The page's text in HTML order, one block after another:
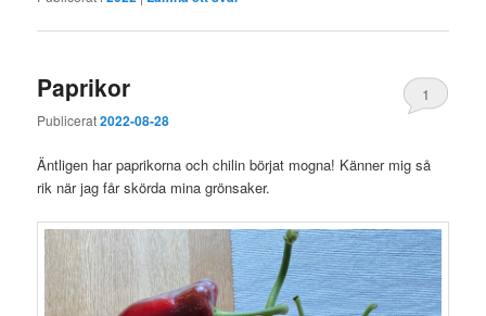
Paprikor
Publicerat2022-08-28
1
Äntligen har paprikorna och chilin börjat mogna! Känner mig så
rik när jag får skörda mina grönsaker.